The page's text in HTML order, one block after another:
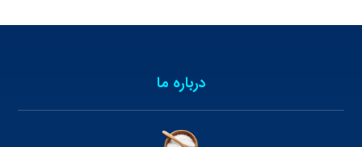
درباره ما